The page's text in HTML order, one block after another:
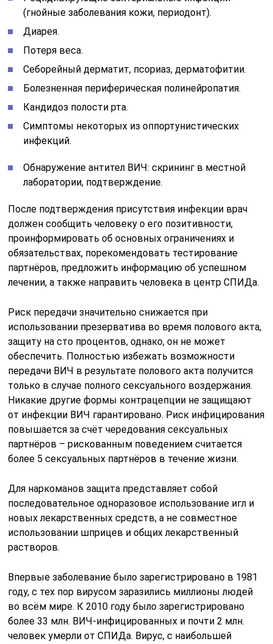
(гнойные заболевания кожи, периодонт).
Диарея.
Потеря веса.
Себорейный дерматит, псориаз, дерматофитии.
Болезненная периферическая полинейропатия.
Кандидоз полости рта.
Симптомы некоторых из оппортунистических
инфекций.
Обнаружение антител ВИЧ: скрининг в местной
лаборатории, подтверждение.
После подтверждения присутствия инфекции врач
должен сообщить человеку о его позитивности,
проинформировать об основных ограничениях и
обязательствах, порекомендовать тестирование
партнёров, предложить информацию об успешном
лечении, а также направить человека в центр СПИДа.
Риск передачи значительно снижается при
использовании презерватива во время полового акта,
защиту на сто процентов, однако, он не может
обеспечить. Полностью избежать возможности
передачи ВИЧ в результате полового акта получится
только в случае полного сексуального воздержания.
Никакие другие формы контрацепции не защищают
от инфекции ВИЧ гарантировано. Риск инфицирования
повышается за счёт чередования сексуальных
партнёров – рискованным поведением считается
более 5 сексуальных партнёров в течение жизни.
Для наркоманов защита представляет собой
последовательное одноразовое использование игл и
новых лекарственных средств, а не совместное
использовании шприцев и общих лекарственный
растворов.
Впервые заболевание было зарегистрировано в 1981
году, с тех пор вирусом заразились миллионы людей
во всём мире. К 2010 году было зарегистрировано
более 33 млн. ВИЧ-инфицированных и почти 2 млн.
человек умерли от СПИДа. Вирус, с наибольшей